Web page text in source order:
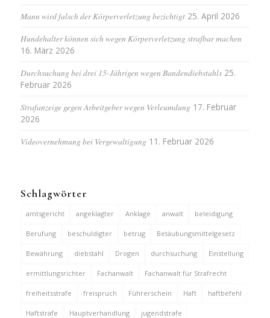
Mann wird falsch der Körperverletzung bezichtigt 25. April 2026
Hundehalter können sich wegen Körperverletzung strafbar machen
16. März 2026
Durchsuchung bei drei 15-Jährigen wegen Bandendiebstahls 25.
Februar 2026
Strafanzeige gegen Arbeitgeber wegen Verleumdung 17. Februar
2026
Videovernehmung bei Vergewaltigung 11. Februar 2026
Schlagwörter
amtsgericht angeklagter Anklage anwalt beleidigung
Berufung beschuldigter betrug Betäubungsmittelgesetz
Bewährung diebstahl Drogen durchsuchung Einstellung
ermittlungsrichter Fachanwalt Fachanwalt für Strafrecht
freiheitsstrafe freispruch Führerschein Haft haftbefehl
Haftstrafe Hauptverhandlung jugendstrafe